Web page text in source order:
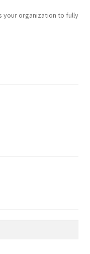
your organization to fully